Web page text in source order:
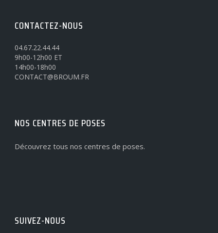
CONTACTEZ-NOUS
04.67.22.44.44
9h00-12h00 ET
14h00-18h00
CONTACT@BROUM.FR
NOS CENTRES DE POSES
Découvrez tous nos centres de poses.
SUIVEZ-NOUS